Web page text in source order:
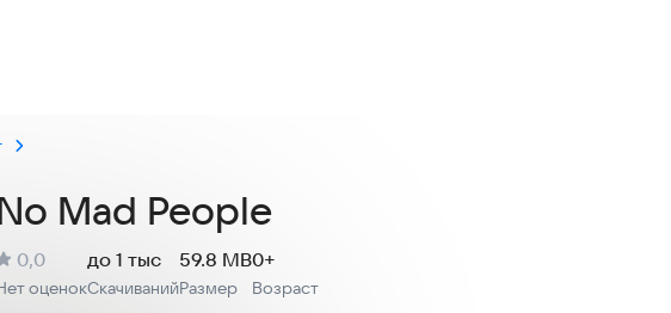
Mad People
Рейтинг:
0,0
оценокСкачиваний
до 1 тыс
Размер
59.8 MB
Возраст
0+